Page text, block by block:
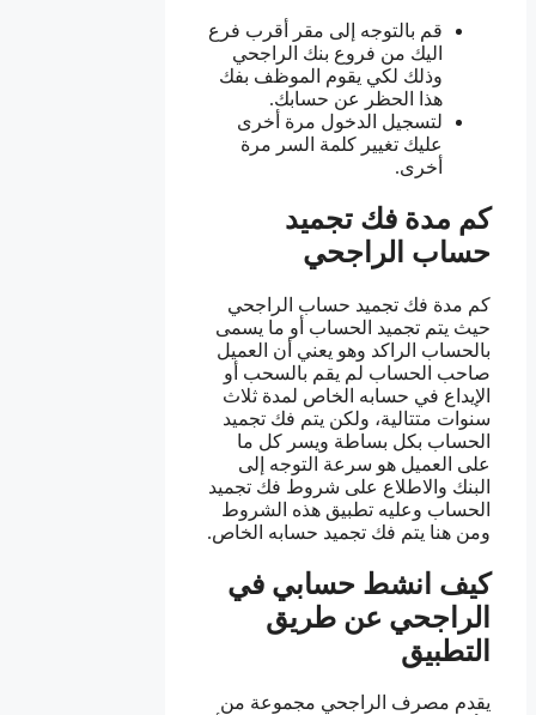
قم بالتوجه إلى مقر أقرب فرع
اليك من فروع بنك الراجحي
وذلك لكي يقوم الموظف بفك
هذا الحظر عن حسابك.
لتسجيل الدخول مرة أخرى
عليك تغيير كلمة السر مرة
أخرى.
كم مدة فك تجميد
حساب الراجحي
كم مدة فك تجميد حساب الراجحي
حيث يتم تجميد الحساب أو ما يسمى
بالحساب الراكد وهو يعني أن العميل
صاحب الحساب لم يقم بالسحب أو
الإيداع في حسابه الخاص لمدة ثلاث
سنوات متتالية، ولكن يتم فك تجميد
الحساب بكل بساطة ويسر كل ما
على العميل هو سرعة التوجه إلى
البنك والاطلاع على شروط فك تجميد
الحساب وعليه تطبيق هذه الشروط
ومن هنا يتم فك تجميد حسابه الخاص.
كيف انشط حسابي في
الراجحي عن طريق
التطبيق
يقدم مصرف الراجحي مجموعة من